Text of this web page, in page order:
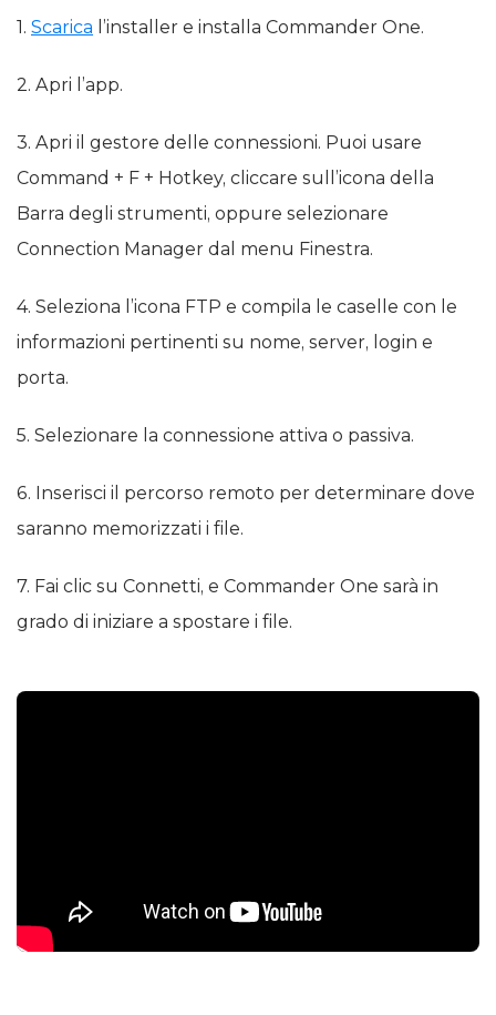
1. Scarica l’installer e installa Commander One.
2. Apri l’app.
3. Apri il gestore delle connessioni. Puoi usare
Command + F + Hotkey, cliccare sull’icona della
Barra degli strumenti, oppure selezionare
Connection Manager dal menu Finestra.
4. Seleziona l’icona FTP e compila le caselle con le
informazioni pertinenti su nome, server, login e
porta.
5. Selezionare la connessione attiva o passiva.
6. Inserisci il percorso remoto per determinare dove
saranno memorizzati i file.
7. Fai clic su Connetti, e Commander One sarà in
grado di iniziare a spostare i file.